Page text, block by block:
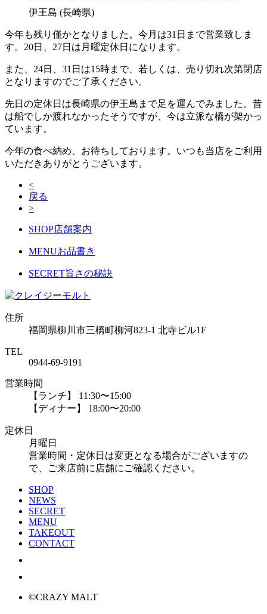
伊王島 (長崎県)
今年も残り僅かとなりました。今月は31日まで営業致しま
す。20日、27日は月曜定休日になります。
また、24日、31日は15時まで、若しくは、売り切れ次第閉店
となりますのでご了承ください。
先日の定休日は長崎県の伊王島まで足を運んでみました。昔
は船でしか渡れなかったそうですが、今は立派な橋が架かっ
ています。
今年の食べ納め、お待ちしております。いつも当店をご利用
いただきありがとうございます。
<
戻る
>
SHOP店舗案内
MENUお品書き
SECRET旨さの秘訣
住所
福岡県柳川市三橋町柳河823-1 北寺ビル1F
TEL
0944-69-9191
営業時間
【ランチ】 11:30〜15:00
【ディナー】 18:00〜20:00
定休日
月曜日
営業時間・定休日は変更となる場合がございますの
で、ご来店前に店舗にご確認ください。
SHOP
NEWS
SECRET
MENU
TAKEOUT
CONTACT
©CRAZY MALT